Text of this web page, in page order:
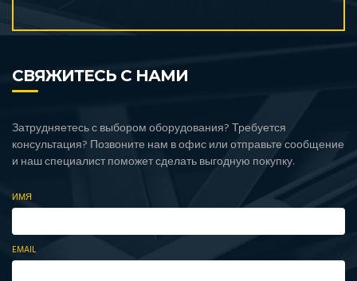
СВЯЖИТЕСЬ С НАМИ
Затрудняетесь с выбором оборудования? Требуется
консультация? Позвоните нам в офис или отправьте сообщение
и наш специалист поможет сделать выгодную покупку.
ИМЯ
EMAIL